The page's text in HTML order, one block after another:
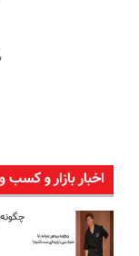
اخبار بازار و کسب